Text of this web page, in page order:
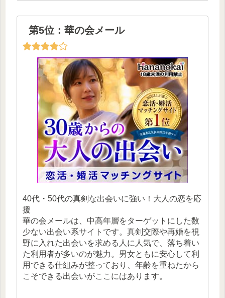
第5位：華の会メール
40代・50代の真剣な出会いに強い！大人の恋を応
援
華の会メールは、中高年層をターゲットにした数
少ない出会い系サイトです。真剣交際や再婚を視
野に入れた出会いを求める人に人気で、落ち着い
た利用者が多いのが魅力。男女ともに安心して利
用できる仕組みが整っており、年齢を重ねたから
こそできる出会いがここにはあります。